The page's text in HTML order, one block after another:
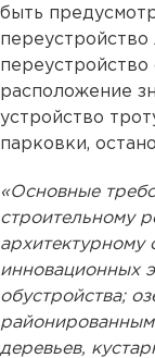
быть
переустройство
расположение
устройство
парковки,
«Основные
строительному
архитектурному
инновационных
обустройства;
деревьев,